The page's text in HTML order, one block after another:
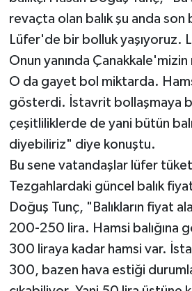
revaçta olan balık şu anda
Lüfer'de bir bolluk yaşıyoruz.
Onun yanında Çanakkale'mizin
O da gayet bol miktarda.
gösterdi. İstavrit bollaşmaya
çeşitliliklerde de yani bütün
diyebiliriz" diye konuştu.
Bu sene vatandaşlar lüfer
Tezgahlardaki güncel balık
Doğuş Tunç, "Balıkların fiyat
200-250 lira. Hamsi balığına
300 liraya kadar hamsi var.
300, bazen hava estiği